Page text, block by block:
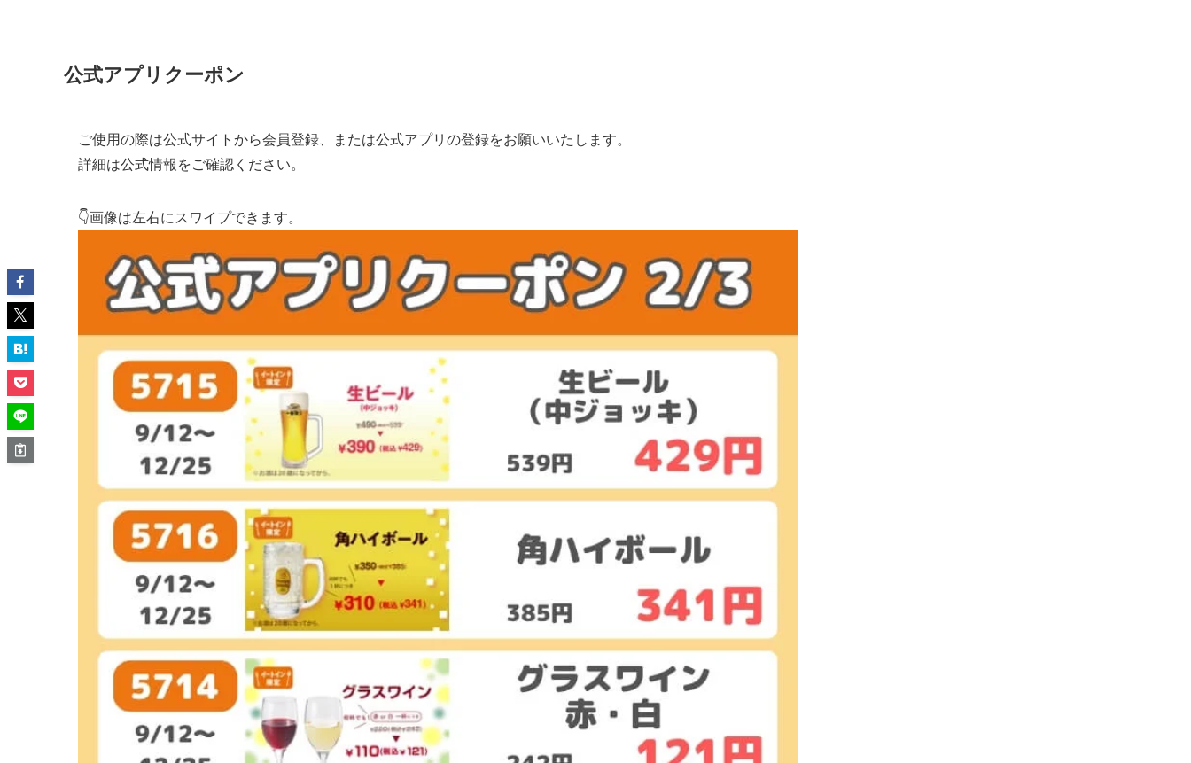
公式アプリクーポン
ご使用の際は公式サイトから会員登録、または公式アプリの登録をお願いいたします。
詳細は公式情報をご確認ください。
👇画像は左右にスワイプできます。